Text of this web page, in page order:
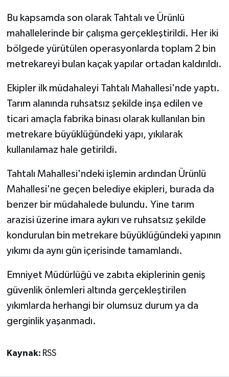
Bu kapsamda son olarak Tahtalı ve Ürünlü
mahallelerinde bir çalışma gerçekleştirildi. Her iki
bölgede yürütülen operasyonlarda toplam 2 bin
metrekareyi bulan kaçak yapılar ortadan kaldırıldı.
Ekipler ilk müdahaleyi Tahtalı Mahallesi'nde yaptı.
Tarım alanında ruhsatsız şekilde inşa edilen ve
ticari amaçla fabrika binası olarak kullanılan bin
metrekare büyüklüğündeki yapı, yıkılarak
kullanılamaz hale getirildi.
Tahtalı Mahallesi'ndeki işlemin ardından Ürünlü
Mahallesi'ne geçen belediye ekipleri, burada da
benzer bir müdahalede bulundu. Yine tarım
arazisi üzerine imara aykırı ve ruhsatsız şekilde
kondurulan bin metrekare büyüklüğündeki yapının
yıkımı da aynı gün içerisinde tamamlandı.
Emniyet Müdürlüğü ve zabıta ekiplerinin geniş
güvenlik önlemleri altında gerçekleştirilen
yıkımlarda herhangi bir olumsuz durum ya da
gerginlik yaşanmadı.
Kaynak: RSS